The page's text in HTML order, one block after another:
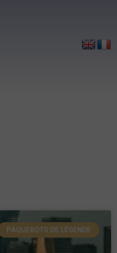
PAQUEBOTS DE LÉGENDE